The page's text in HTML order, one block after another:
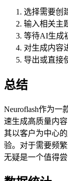
选择需要创
输入相关主
等待AI生成
对生成内容
导出或直接
总结
Neuroflash作为
速生成高质量内
其以客户为中心
验。对于需要频
无疑是一个值得尝